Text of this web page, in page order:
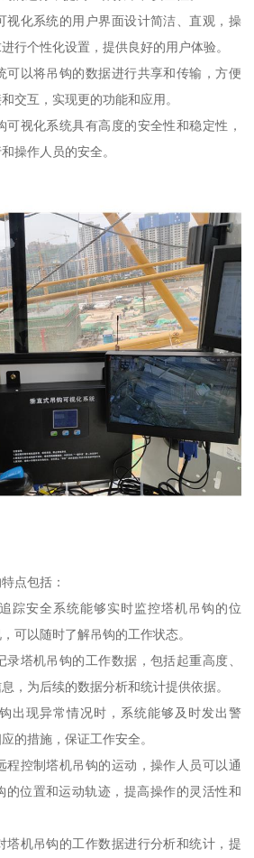
视化系统的用户界面设计简洁、直观，操
行个性化设置，提供良好的用户体验。
可以将吊钩的数据进行共享和传输，方便
交互，实现更的功能和应用。
可视化系统具有高度的安全性和稳定性，
操作人员的安全。
点包括：
踪安全系统能够实时监控塔机吊钩的位
可以随时了解吊钩的工作状态。
塔机吊钩的工作数据，包括起重高度、
，为后续的数据分析和统计提供依据。
出现异常情况时，系统能够及时发出警
的措施，保证工作安全。
程控制塔机吊钩的运动，操作人员可以通
的位置和运动轨迹，提高操作的灵活性和
塔机吊钩的工作数据进行分析和统计，提